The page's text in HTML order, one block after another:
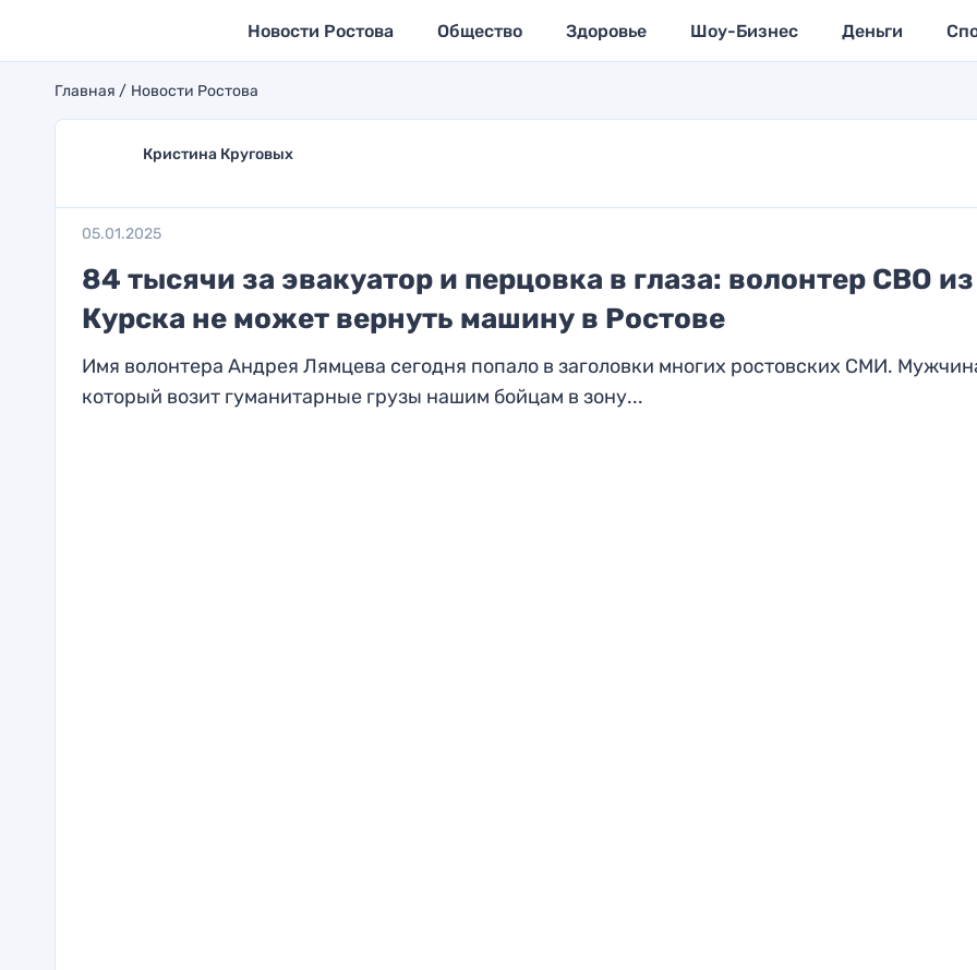
Новости Ростова Общество Здоровье Шоу-Бизнес Деньги
Главная Новости Ростова
Кристина Круговых
05.01.2025
84 тысячи за эвакуатор и перцовка в глаза: волонтер СВО из
Курска не может вернуть машину в Ростове
Имя волонтера Андрея Лямцева сегодня попало в заголовки многих ростовских СМИ.
который возит гуманитарные грузы нашим бойцам в зону...